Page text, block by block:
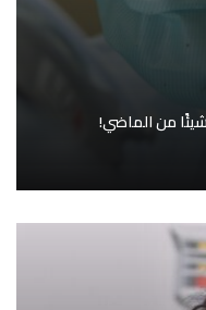
من الماضي!